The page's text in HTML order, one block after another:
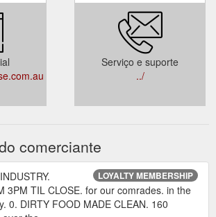
Serviço e suporte
../
comerciante
LOYALTY MEMBERSHIP
3PM TIL CLOSE. for our comrades. in the
0. DIRTY FOOD MADE CLEAN. 160